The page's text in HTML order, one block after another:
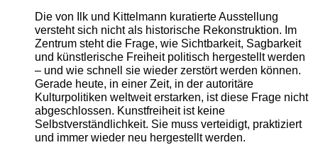
Die von Ilk und Kittelmann kuratierte Ausstellung
versteht sich nicht als historische Rekonstruktion. Im
Zentrum steht die Frage, wie Sichtbarkeit, Sagbarkeit
und künstlerische Freiheit politisch hergestellt werden
– und wie schnell sie wieder zerstört werden können.
Gerade heute, in einer Zeit, in der autoritäre
Kulturpolitiken weltweit erstarken, ist diese Frage nicht
abgeschlossen. Kunstfreiheit ist keine
Selbstverständlichkeit. Sie muss verteidigt, praktiziert
und immer wieder neu hergestellt werden.